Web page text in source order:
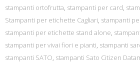
stampanti ortofrutta, stampanti per card,
Stampanti per etichette Cagliari, stampanti
stampanti per etichette stand alone,
stampanti per vivai fiori e pianti, stampanti
stampanti SATO, stampanti Sato Citizen